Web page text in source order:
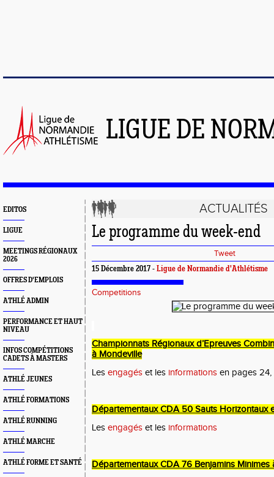
LIGUE DE
EDITOS
LIGUE
MEETINGS RÉGIONAUX
2026
OFFRES D'EMPLOIS
ATHLÉ ADMIN
PERFORMANCE ET HAUT
NIVEAU
INFOS COMPÉTITIONS
CADETS À MASTERS
ATHLÉ JEUNES
ATHLÉ FORMATIONS
ATHLÉ RUNNING
ATHLÉ MARCHE
ATHLÉ FORME ET SANTÉ
ACTUALITÉS
Le programme du week-end
Tweet
15 Décembre 2017 - Ligue de Normandie d'Athlétisme
Competitions
Championnats Régionaux d’Epreuves
à Mondeville
Les engagés et les informations en pages
Départementaux CDA 50 Sauts Horizontaux
Les engagés et les informations
Départementaux CDA 76 Benjamins Minimes